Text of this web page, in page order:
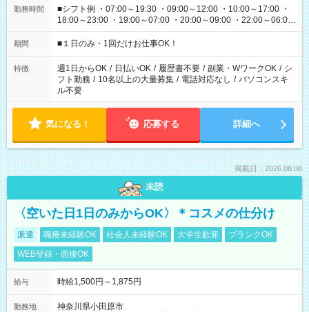
勤務時間
■シフト例 ・07:00～19:30 ・09:00～12:00 ・10:00～17:00 ・
18:00～23:00 ・19:00～07:00 ・20:00～09:00 ・22:00～06:00
etc ★最短で3時間で5,120円のお仕事から 15時間で2万円近く稼
げるお仕事も！ ご希望のお時間に合わせてご紹介！ ※シフトは
ください！
期間 ■１日のみ・1回だけお仕事OK！
特徴 週1日からOK / 日払いOK / 履歴書不要 / 副業・WワークOK / シ
フト勤務 / 10名以上の大量募集 / 電話対応なし / パソコンスキ
ル不要
気になる！ 応募する 詳細へ
掲載日：2026.08.08
未読
〈空いた日1日のみからOK〉＊コスメの仕分け
派遣 職種未経験OK 社会人未経験OK 大学生歓迎
ブランクOK
WEB登録・面接OK
給与 時給1,500円～1,875円
勤務地
神奈川県小田原市